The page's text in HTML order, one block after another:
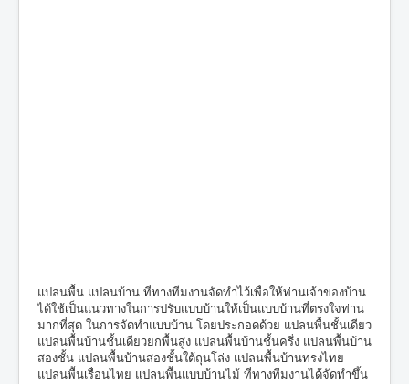
แปลนพื้น แปลนบ้าน ที่ทางทีมงานจัดทำไว้เพื่อให้ท่านเจ้าของบ้าน
ได้ใช้เป็นแนวทางในการปรับแบบบ้านให้เป็นแบบบ้านที่ตรงใจท่าน
มากที่สุด ในการจัดทำแบบบ้าน โดยประกอดด้วย แปลนพื้นชั้นเดียว
แปลนพื้นบ้านชั้นเดียวยกพื้นสูง แปลนพื้นบ้านชั้นครึ่ง แปลนพื้นบ้าน
สองชั้น แปลนพื้นบ้านสองชั้นใต้ถุนโล่ง แปลนพื้นบ้านทรงไทย
แปลนพื้นเรื่อนไทย แปลนพื้นแบบบ้านไม้ ที่ทางทีมงานได้จัดทำขึ้น